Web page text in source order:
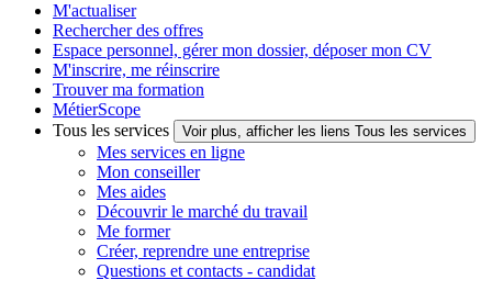
M'actualiser
Rechercher des offres
Espace personnel, gérer mon dossier, déposer mon CV
M'inscrire, me réinscrire
Trouver ma formation
MétierScope
Tous les services
Voir plus, afficher les liens Tous les services
Mes services en ligne
Mon conseiller
Mes aides
Découvrir le marché du travail
Me former
Créer, reprendre une entreprise
Questions et contacts - candidat